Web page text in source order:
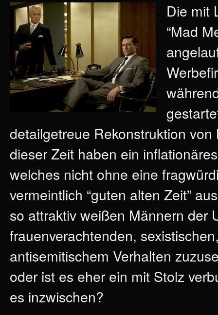
Die mit
“Mad
detailgetreue Rekonstruktion
dieser Zeit haben ein
welches nicht ohne eine
vermeintlich “guten alten Zeit”
so attraktiv weißen Männern der
frauenverachtenden,
antisemitischem Verhalten
oder ist es eher ein mit Stolz
es inzwischen?